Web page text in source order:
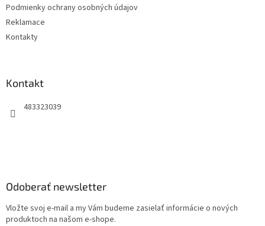
Podmienky ochrany osobných údajov
Reklamace
Kontakty
Kontakt
483323039
Odoberať newsletter
Vložte svoj e-mail a my Vám budeme zasielať informácie o nových
produktoch na našom e-shope.